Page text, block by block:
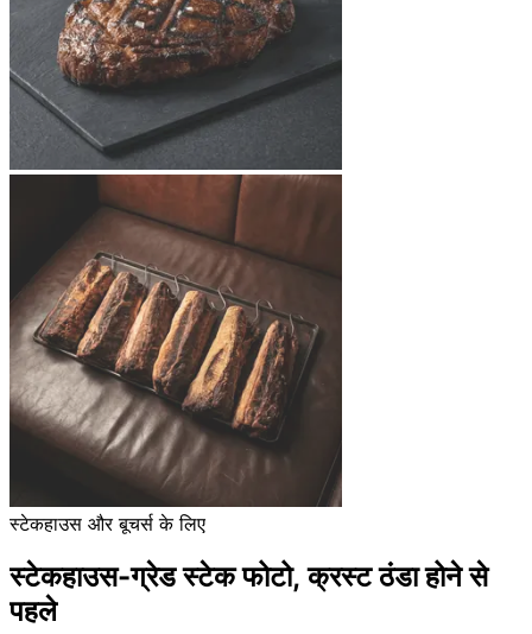
स्टेकहाउस और बूचर्स के लिए
स्टेकहाउस-ग्रेड स्टेक फोटो, क्रस्ट ठंडा होने से
पहले